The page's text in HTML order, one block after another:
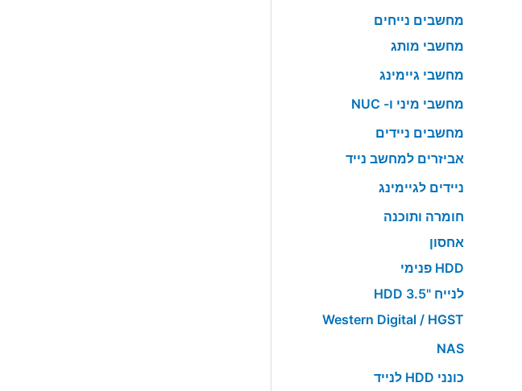
מחשבים נייחים
מחשבי מותג
מחשבי גיימינג
מחשבי מיני ו- NUC
מחשבים ניידים
אביזרים למחשב נייד
ניידים לגיימינג
חומרה ותוכנה
אחסון
HDD פנימי
לנייח "HDD 3.5
Western Digital / HGST
NAS
כונני HDD לנייד